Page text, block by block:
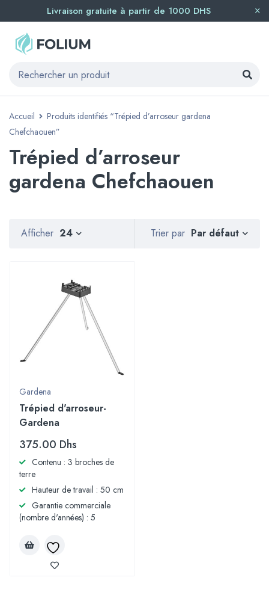
Livraison gratuite à partir de 1000 DHS
Accueil
Produits identifiés “Trépied d’arroseur gardena
Chefchaouen”
Trépied d’arroseur
gardena Chefchaouen
Trier par Par défaut
Afficher 24
Gardena
Trépied d'arroseur-
Gardena
375.00 Dhs
Contenu : 3 broches de
terre
Hauteur de travail : 50 cm
Garantie commerciale
(nombre d'années) : 5